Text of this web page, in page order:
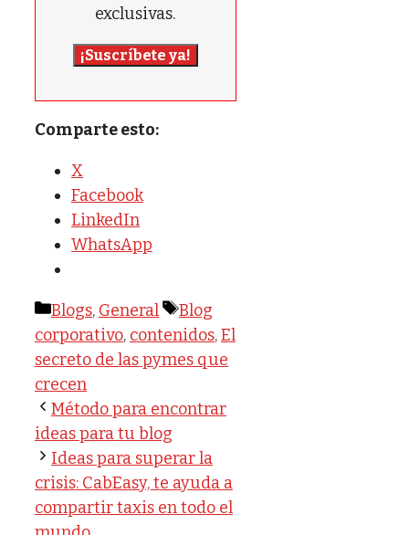
exclusivas.
¡Suscríbete ya!
Comparte esto:
X
Facebook
LinkedIn
WhatsApp
Categorías
Blogs, General Etiquetas
Blog
corporativo, contenidos,El
secreto de las pymes que
crecen
Método para encontrar
ideas para tu blog
Ideas para superar la
crisis: CabEasy, te ayuda a
compartir taxis en todo el